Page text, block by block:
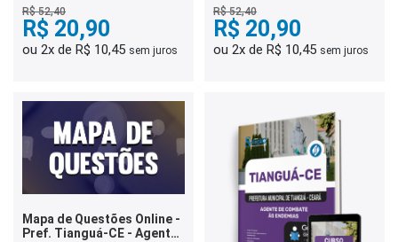
Questões
R$ 52,40
R$ 20,90
ou 2x de R$ 10,45 sem juros
Questões
R$ 52,40
R$ 20,90
ou 2x de R$ 10,45 sem juros
Mapa de Questões Online -
Pref. Tianguá-CE - Agente